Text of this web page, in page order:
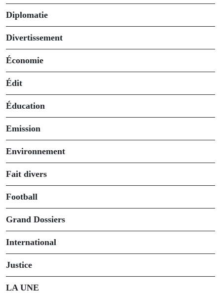
Diplomatie
Divertissement
Économie
Édit
Éducation
Emission
Environnement
Fait divers
Football
Grand Dossiers
International
Justice
LA UNE